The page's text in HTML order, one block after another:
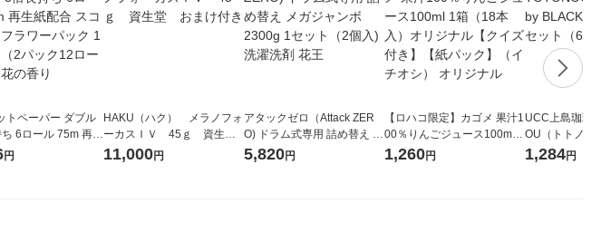
トペーパー ダブル
ール 75m 再生
コッティフラワー
円
HAKU（ハク） メラノフォ
ーカスＩＶ 45ｇ 資生
堂 おまけ付き
11,000円
アタックゼロ（Attack ZER
O) ドラム式専用 詰め替え メ
ガジャンボ 2300g 1セット
5,820円
【ロハコ限定】カゴメ 果汁1
00％りんごジュース100ml 1
箱（18本入）オリジナル
1,260円
UCC上島珈琲
OU（トトノウ
無糖 500ml 1
1,284円